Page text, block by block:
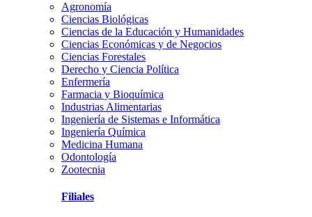
Agronomía
Ciencias Biológicas
Ciencias de la Educación y Humanidades
Ciencias Económicas y de Negocios
Ciencias Forestales
Derecho y Ciencia Política
Enfermería
Farmacia y Bioquímica
Industrias Alimentarias
Ingeniería de Sistemas e Informática
Ingeniería Química
Medicina Humana
Odontología
Zootecnia
Filiales